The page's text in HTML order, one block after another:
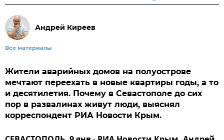
Андрей Киреев
Все материалы
Жители аварийных домов на полуострове
мечтают переехать в новые квартиры годы, а то
и десятилетия. Почему в Севастополе до сих
пор в развалинах живут люди, выяснял
корреспондент РИА Новости Крым.